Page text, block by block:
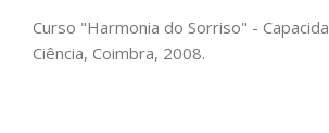
Curso "Harmonia do Sorriso" -
Ciência, Coimbra, 2008.